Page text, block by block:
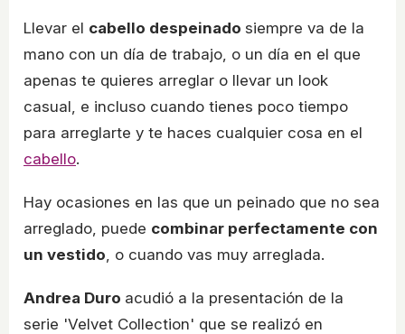
Llevar el cabello despeinado siempre va de la
mano con un día de trabajo, o un día en el que
apenas te quieres arreglar o llevar un look
casual, e incluso cuando tienes poco tiempo
para arreglarte y te haces cualquier cosa en el
cabello.
Hay ocasiones en las que un peinado que no sea
arreglado, puede combinar perfectamente con
un vestido , o cuando vas muy arreglada.
Andrea Duro acudió a la presentación de la
serie 'Velvet Collection' que se realizó en